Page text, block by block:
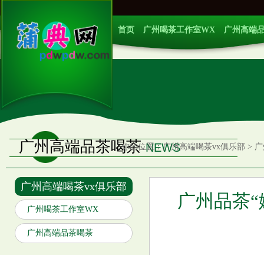
首页 广州喝茶工作室WX 广州高端
广州高端品茶喝茶NEWS
你的位置：广州高端喝茶vx俱乐部 >
广州高端喝茶vx俱乐部
广州喝茶工作室WX
广州高端品茶喝茶
广州品茶